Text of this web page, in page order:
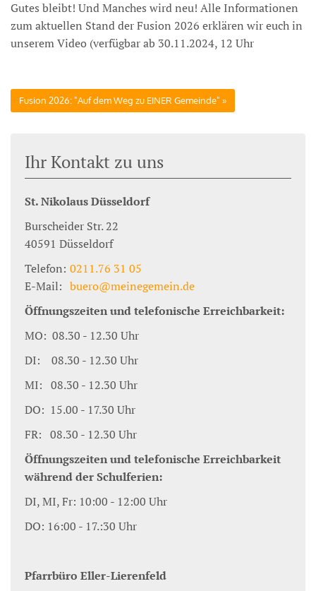
Gutes bleibt! Und Manches wird neu! Alle Informationen
zum aktuellen Stand der Fusion 2026 erklären wir euch in
unserem Video (verfügbar ab 30.11.2024, 12 Uhr
Fusion 2026: "Auf dem Weg zu EINER Gemeinde"
Ihr Kontakt zu uns
St. Nikolaus Düsseldorf
Burscheider Str. 22
40591 Düsseldorf
Telefon: 0211.76 31 05
E-Mail: buero@meinegemein.de
Öffnungszeiten und telefonische Erreichbarkeit:
MO: 08.30 - 12.30 Uhr
DI: 08.30 - 12.30 Uhr
MI: 08.30 - 12.30 Uhr
DO: 15.00 - 17.30 Uhr
FR: 08.30 - 12.30 Uhr
Öffnungszeiten und telefonische Erreichbarkeit
während der Schulferien:
DI, MI, Fr: 10:00 - 12:00 Uhr
DO: 16:00 - 17.:30 Uhr
Pfarrbüro Eller-Lierenfeld